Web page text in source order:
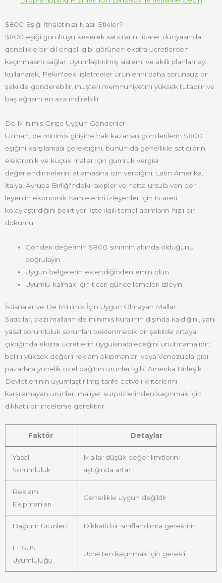
$800 Eşiği İthalatınızı Nasıl Etkiler?
$800 eşiği gürültüyü keserek satıcıların ticaret dünyasında
genellikle bir dil engeli gibi görünen ekstra ücretlerden
kaçınmasını sağlar. Uyumlaştırılmış sistemi ve akıllı planlamayı
kullanarak, Pekin'deki işletmeler ürünlerini daha sorunsuz bir
şekilde gönderebilir, müşteri memnuniyetini yüksek tutabilir ve
baş ağrısını en aza indirebilir.
De Minimis Girişe Uygun Gönderiler
Uzman, de minimis girişine hak kazanan gönderilerin $800
eşiğini karşılaması gerektiğini, bunun da genellikle satıcıların
elektronik ve küçük mallar için gümrük vergisi
değerlendirmelerini atlamasına izin verdiğini, Latin Amerika,
İtalya, Avrupa Birliği'ndeki rakipler ve hatta ursula von der
leyen'in ekonomik hamlelerini izleyenler için ticareti
kolaylaştırdığını belirtiyor. İşte ilgili temel adımların hızlı bir
dökümü:
Gönderi değerinin $800 sınırının altında olduğunu
doğrulayın
Uygun belgelerin eklendiğinden emin olun
Uyumlu kalmak için ticari güncellemeleri izleyin
İstisnalar ve De Minimis İçin Uygun Olmayan Mallar
Satıcılar, bazı malların de minimis kuralının dışında kaldığını, yani
yasal sorumluluk sorunları beklenmedik bir şekilde ortaya
çıktığında ekstra ücretlerin uygulanabileceğini unutmamalıdır;
belirli yüksek değerli reklam ekipmanları veya Venezuela gibi
pazarlara yönelik özel dağıtım ürünleri gibi Amerika Birleşik
Devletleri'nin uyumlaştırılmış tarife cetveli kriterlerini
karşılamayan ürünler, maliyet sürprizlerinden kaçınmak için
dikkatli bir inceleme gerektirir:
Faktör Detaylar
Yasal
Sorumluluk
Mallar düşük değer limitlerini
aştığında artar
Reklam
Ekipmanları
Genellikle uygun değildir
Dağıtım Ürünleri Dikkatli bir sınıflandırma gerektirir
HTSUS
Uyumluluğu
Ücretten kaçınmak için gerekli